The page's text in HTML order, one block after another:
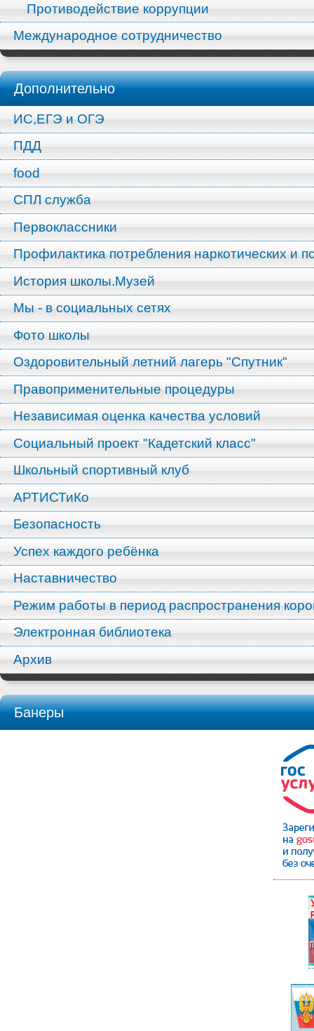
Противодействие коррупции
Международное сотрудничество
Дополнительно
ИС,ЕГЭ и ОГЭ
ПДД
food
СПЛ служба
Первоклассники
Профилактика потребления наркотических и
История школы.Музей
Мы - в социальных сетях
Фото школы
Оздоровительный летний лагерь "Спутник"
Правоприменительные процедуры
Независимая оценка качества условий
Социальный проект "Кадетский класс"
Школьный спортивный клуб
АРТИСТиКо
Безопасность
Успех каждого ребёнка
Наставничество
Режим работы в период распространения
Электронная библиотека
Архив
Банеры